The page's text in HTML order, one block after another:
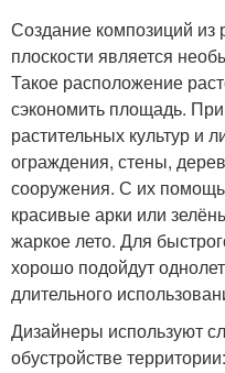
Создание композиций из
плоскости является
Такое расположение
сэкономить площадь.
растительных культур и
ограждения, стены,
сооружения. С их
красивые арки или
жаркое лето. Для
хорошо подойдут
длительного
Дизайнеры используют
обустройстве территории: